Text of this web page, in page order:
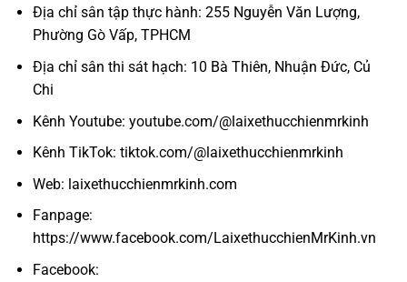
Địa chỉ sân tập thực hành: 255 Nguyễn Văn Lượng,
Phường Gò Vấp, TPHCM
Địa chỉ sân thi sát hạch: 10 Bà Thiên, Nhuận Đức, Củ
Chi
Kênh Youtube: youtube.com/@laixethucchienmrkinh
Kênh TikTok: tiktok.com/@laixethucchienmrkinh
Web: laixethucchienmrkinh.com
Fanpage:
https://www.facebook.com/LaixethucchienMrKinh.vn
Facebook: